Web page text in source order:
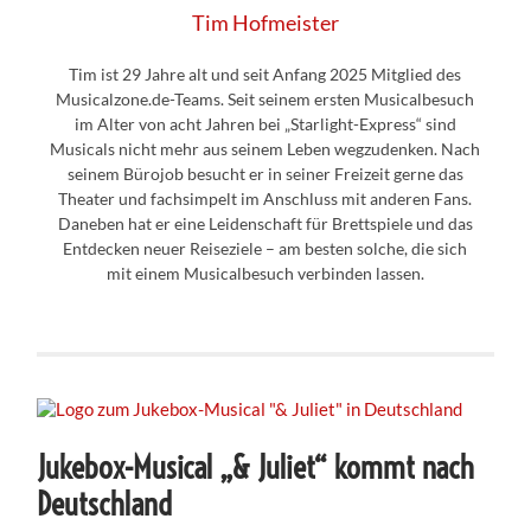
Tim Hofmeister
Tim ist 29 Jahre alt und seit Anfang 2025 Mitglied des
Musicalzone.de-Teams. Seit seinem ersten Musicalbesuch
im Alter von acht Jahren bei „Starlight-Express“ sind
Musicals nicht mehr aus seinem Leben wegzudenken. Nach
seinem Bürojob besucht er in seiner Freizeit gerne das
Theater und fachsimpelt im Anschluss mit anderen Fans.
Daneben hat er eine Leidenschaft für Brettspiele und das
Entdecken neuer Reiseziele – am besten solche, die sich
mit einem Musicalbesuch verbinden lassen.
Jukebox-Musical „& Juliet“ kommt nach
Deutschland